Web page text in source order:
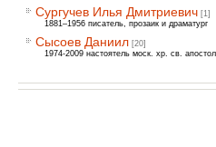
Сургучев Илья Дмитриевич [1]
1881–1956 писатель, прозаик и драматург
Сысоев Даниил [20]
1974-2009 настоятель моск. хр. св.